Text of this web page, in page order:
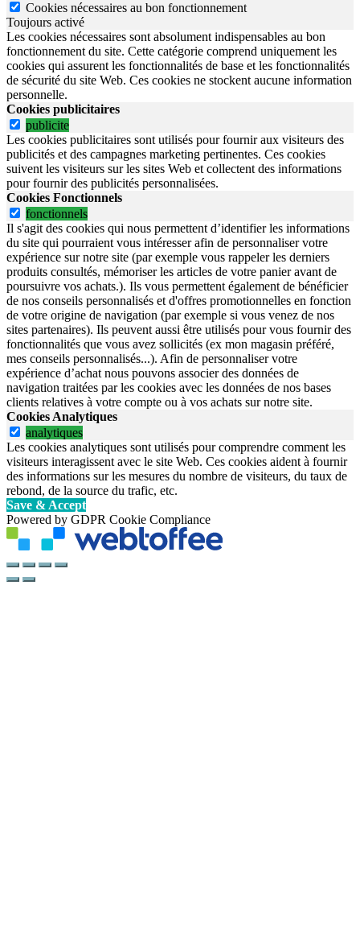
Cookies nécessaires au bon fonctionnement
Toujours activé
Les cookies nécessaires sont absolument indispensables au bon
fonctionnement du site. Cette catégorie comprend uniquement les
cookies qui assurent les fonctionnalités de base et les fonctionnalités
de sécurité du site Web. Ces cookies ne stockent aucune information
personnelle.
Cookies publicitaires
publicite
Les cookies publicitaires sont utilisés pour fournir aux visiteurs des
publicités et des campagnes marketing pertinentes. Ces cookies
suivent les visiteurs sur les sites Web et collectent des informations
pour fournir des publicités personnalisées.
Cookies Fonctionnels
fonctionnels
Il s'agit des cookies qui nous permettent d’identifier les informations
du site qui pourraient vous intéresser afin de personnaliser votre
expérience sur notre site (par exemple vous rappeler les derniers
produits consultés, mémoriser les articles de votre panier avant de
poursuivre vos achats.). Ils vous permettent également de bénéficier
de nos conseils personnalisés et d'offres promotionnelles en fonction
de votre origine de navigation (par exemple si vous venez de nos
sites partenaires). Ils peuvent aussi être utilisés pour vous fournir des
fonctionnalités que vous avez sollicités (ex mon magasin préféré,
mes conseils personnalisés...). Afin de personnaliser votre
expérience d’achat nous pouvons associer des données de
navigation traitées par les cookies avec les données de nos bases
clients relatives à votre compte ou à vos achats sur notre site.
Cookies Analytiques
analytiques
Les cookies analytiques sont utilisés pour comprendre comment les
visiteurs interagissent avec le site Web. Ces cookies aident à fournir
des informations sur les mesures du nombre de visiteurs, du taux de
rebond, de la source du trafic, etc.
Save & Accept
Powered by GDPR Cookie Compliance